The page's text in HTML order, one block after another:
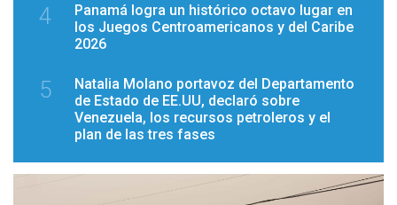
4
Panamá logra un histórico octavo lugar en
los Juegos Centroamericanos y del Caribe
2026
5
Natalia Molano portavoz del Departamento
de Estado de EE.UU, declaró sobre
Venezuela, los recursos petroleros y el
plan de las tres fases